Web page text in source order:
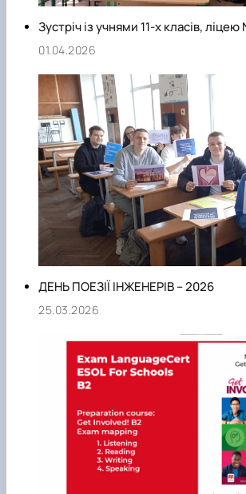
Зустріч із учнями 11-х класів,
01.04.2026
ДЕНЬ ПОЕЗІЇ ІНЖЕНЕРІВ – 2026
25.03.2026